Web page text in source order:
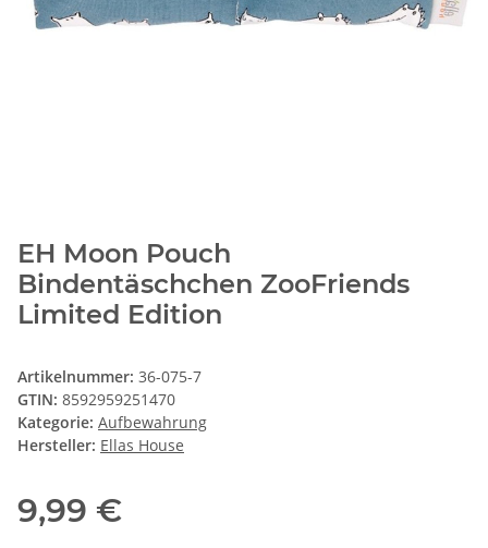
EH Moon Pouch
Bindentäschchen ZooFriends
Limited Edition
Artikelnummer: 36-075-7
GTIN: 8592959251470
Kategorie: Aufbewahrung
Hersteller: Ellas House
9,99 €